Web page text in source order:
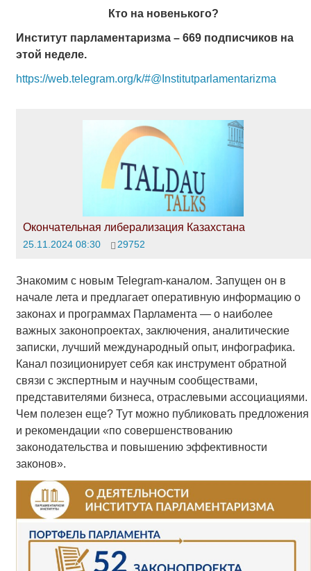
Кто на новенького?
Институт парламентаризма – 669 подписчиков на
этой неделе.
https://web.telegram.org/k/#@Institutparlamentarizma
Окончательная либерализация Казахстана
25.11.2024 08:30 29752
Знакомим с новым Telegram-каналом. Запущен он в
начале лета и предлагает оперативную информацию о
законах и программах Парламента — о наиболее
важных законопроектах, заключения, аналитические
записки, лучший международный опыт, инфографика.
Канал позиционирует себя как инструмент обратной
связи с экспертным и научным сообществами,
представителями бизнеса, отраслевыми ассоциациями.
Чем полезен еще? Тут можно публиковать предложения
и рекомендации «по совершенствованию
законодательства и повышению эффективности
законов».